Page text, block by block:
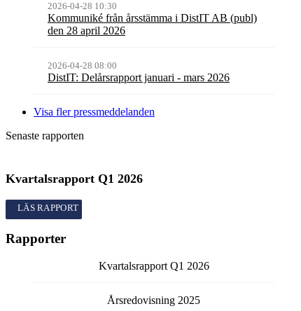
2026-04-28 10:30
Kommuniké från årsstämma i DistIT AB (publ)
den 28 april 2026
2026-04-28 08:00
DistIT: Delårsrapport januari - mars 2026
Visa fler pressmeddelanden
Senaste rapporten
Kvartalsrapport Q1 2026
Kvartalsrapport
Rapporter
Kvartalsrapport Q1 2026
Årsredovisning 2025